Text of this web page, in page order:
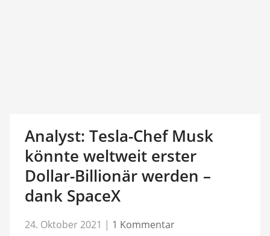
Analyst: Tesla-Chef Musk
könnte weltweit erster
Dollar-Billionär werden –
dank SpaceX
24. Oktober 2021 | 1 Kommentar